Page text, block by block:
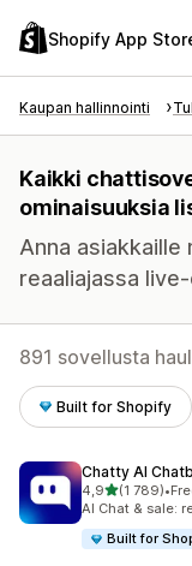
Shopify App
Kaupan hallinnointi
Kaikki
ominaisuuksia
Anna asiakkaille
reaaliajassa
891 sovellusta
Built for Shopify
Chatty AI
4,9/ 5 tähteä
(1 789)
1789 arvostelua
•
AI Chat & sale:
Built for